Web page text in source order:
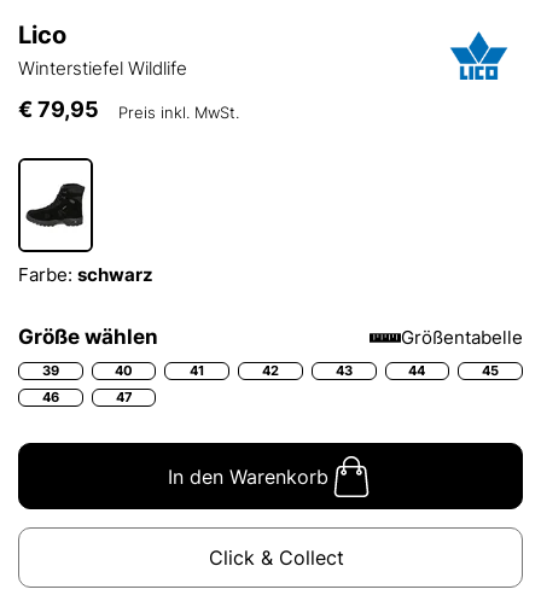
Lico
Winterstiefel Wildlife
€ 79,95 Preis inkl. MwSt.
Farbe: schwarz
Größe wählen Größentabelle
39 40 41 42 43 44
45
46
47
In den Warenkorb
Click & Collect